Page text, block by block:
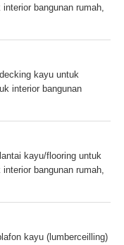
bangunan rumah,
kayu untuk
interior bangunan
kayu/flooring untuk
bangunan rumah,
kayu (lumberceilling)